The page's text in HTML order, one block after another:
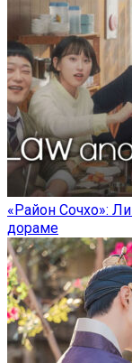
«Район Сочхо»:
дораме